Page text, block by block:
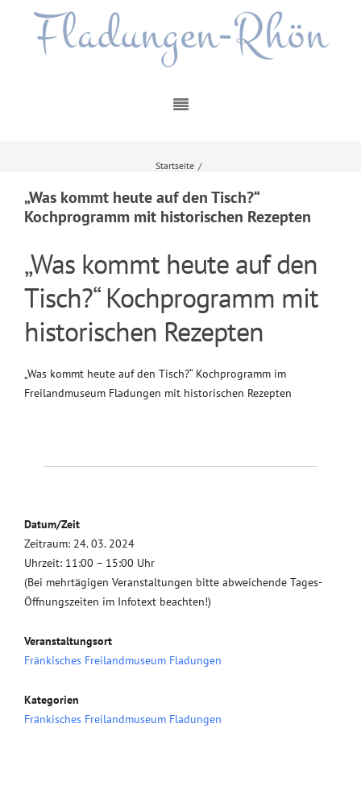
Fladungen-Rhön
Startseite /
„Was kommt heute auf den Tisch?“
Kochprogramm mit historischen Rezepten
„Was kommt heute auf den
Tisch?“ Kochprogramm mit
historischen Rezepten
„Was kommt heute auf den Tisch?“ Kochprogramm im
Freilandmuseum Fladungen mit historischen Rezepten
Datum/Zeit
Zeitraum: 24. 03. 2024
Uhrzeit: 11:00 – 15:00 Uhr
(Bei mehrtägigen Veranstaltungen bitte abweichende Tages-
Öffnungszeiten im Infotext beachten!)
Veranstaltungsort
Fränkisches Freilandmuseum Fladungen
Kategorien
Fränkisches Freilandmuseum Fladungen